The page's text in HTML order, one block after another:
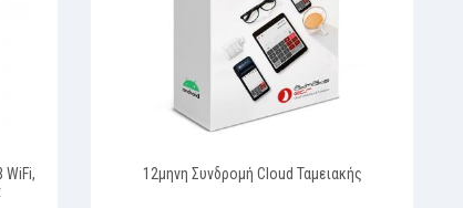
WiFi,
12μηνη Συνδρομή Cloud Ταμειακής